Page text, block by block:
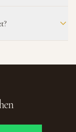
Mahlzeiten 2